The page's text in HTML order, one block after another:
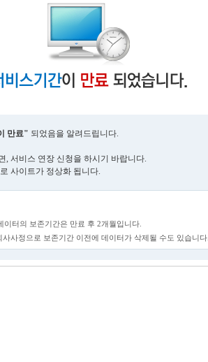
만료" 되었음을 알려드립니다.
, 서비스 연장 신청을 하시기 바랍니다.
사이트가 정상화 됩니다.
이터의 보존기간은 만료 후 2개월입니다.
사정으로 보존기간 이전에 데이터가 삭제될 수도 있습니다.